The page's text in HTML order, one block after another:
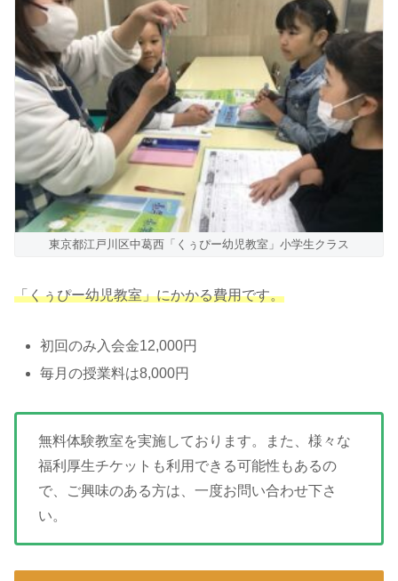
東京都江戸川区中葛西「くぅぴー幼児教室」小学生クラス
「くぅぴー幼児教室」にかかる費用です。
初回のみ入会金12,000円
毎月の授業料は8,000円
無料体験教室を実施しております。また、様々な
福利厚生チケットも利用できる可能性もあるの
で、ご興味のある方は、一度お問い合わせ下さ
い。